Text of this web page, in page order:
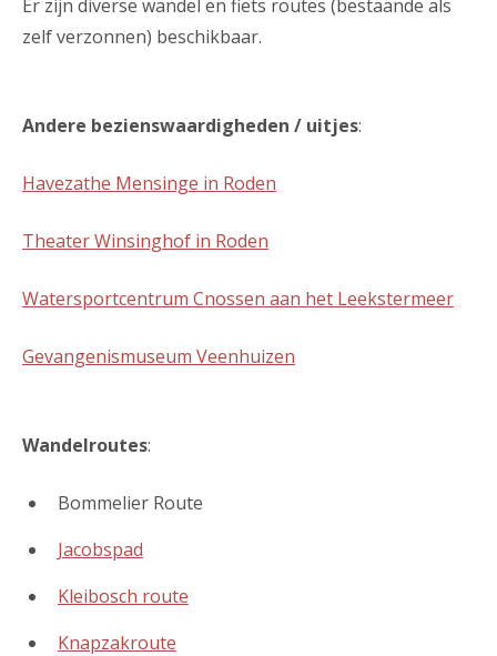
Er zijn diverse wandel en fiets routes (bestaande als
zelf verzonnen) beschikbaar.
Andere bezienswaardigheden / uitjes:
Havezathe Mensinge in Roden
Theater Winsinghof in Roden
Watersportcentrum Cnossen aan het Leekstermeer
Gevangenismuseum Veenhuizen
Wandelroutes:
Bommelier Route
Jacobspad
Kleibosch route
Knapzakroute